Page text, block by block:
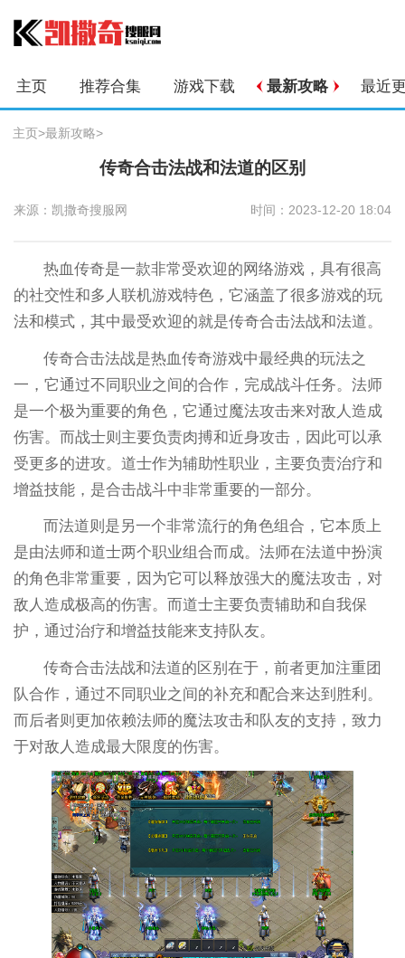
主页 推荐合集 游戏下载 最新攻略 最近
主页>最新攻略>
传奇合击法战和法道的区别
来源：凯撒奇搜服网 时间：2023-12-20 18:04
热血传奇是一款非常受欢迎的网络游戏，具有很高
的社交性和多人联机游戏特色，它涵盖了很多游戏的玩
法和模式，其中最受欢迎的就是传奇合击法战和法道。
传奇合击法战是热血传奇游戏中最经典的玩法之
一，它通过不同职业之间的合作，完成战斗任务。法师
是一个极为重要的角色，它通过魔法攻击来对敌人造成
伤害。而战士则主要负责肉搏和近身攻击，因此可以承
受更多的进攻。道士作为辅助性职业，主要负责治疗和
增益技能，是合击战斗中非常重要的一部分。
而法道则是另一个非常流行的角色组合，它本质上
是由法师和道士两个职业组合而成。法师在法道中扮演
的角色非常重要，因为它可以释放强大的魔法攻击，对
敌人造成极高的伤害。而道士主要负责辅助和自我保
护，通过治疗和增益技能来支持队友。
传奇合击法战和法道的区别在于，前者更加注重团
队合作，通过不同职业之间的补充和配合来达到胜利。
而后者则更加依赖法师的魔法攻击和队友的支持，致力
于对敌人造成最大限度的伤害。